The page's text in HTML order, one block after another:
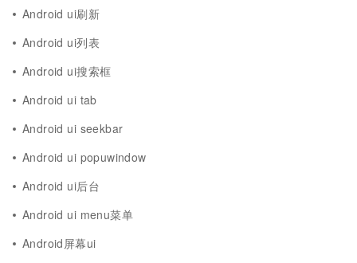
Android ui刷新
Android ui列表
Android ui搜索框
Android ui tab
Android ui seekbar
Android ui popuwindow
Android ui后台
Android ui menu菜单
Android屏幕ui